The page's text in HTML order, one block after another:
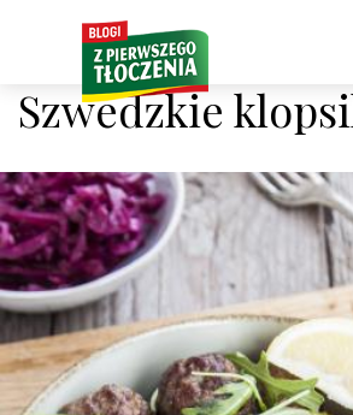
Szwedzkie